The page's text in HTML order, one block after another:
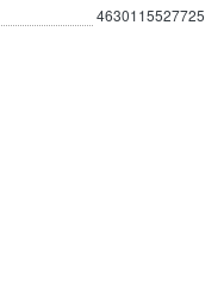
4630115527725